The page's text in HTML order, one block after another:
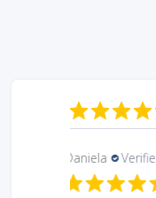
Daniela